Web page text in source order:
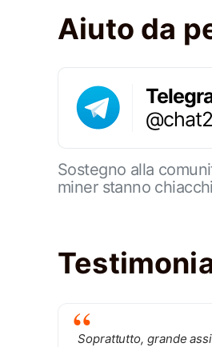
Aiuto da
Sostegno alla
miner stanno
Soprattutto, grande